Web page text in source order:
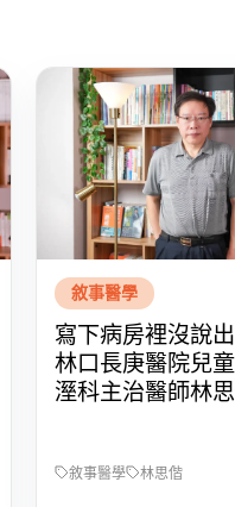
敘事醫學
寫下病房裡沒說
林口長庚醫院兒
溼科主治醫師林
敘事醫學 林思偕